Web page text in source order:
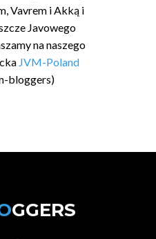
Vavrem i Akką i
Javowego
na naszego
JVM-Poland
bloggers)
GGERS